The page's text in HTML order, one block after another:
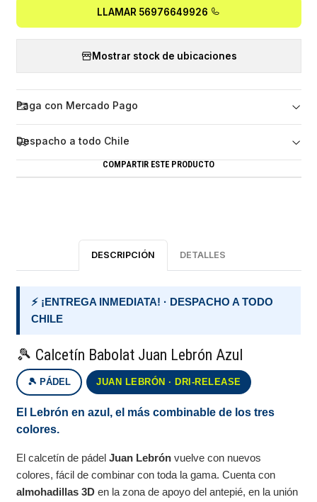
LLAMAR 56976649926
Mostrar stock de ubicaciones
Paga con Mercado Pago
Despacho a todo Chile
COMPARTIR ESTE PRODUCTO
DESCRIPCIÓN DETALLES
⚡ ¡ENTREGA INMEDIATA! · DESPACHO A TODO
CHILE
🎾 Calcetín Babolat Juan Lebrón Azul
🎾 PÁDEL JUAN LEBRÓN · DRI-RELEASE
El Lebrón en azul, el más combinable de los tres
colores.
El calcetín de pádelJuan Lebrón vuelve con nuevos
colores, fácil de combinar con toda la gama. Cuenta con
almohadillas 3D en la zona de apoyo del antepié, en la unión